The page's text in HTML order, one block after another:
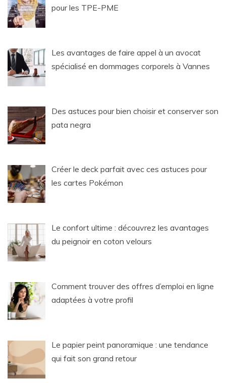
pour les TPE-PME
Les avantages de faire appel à un avocat
spécialisé en dommages corporels à Vannes
Des astuces pour bien choisir et conserver son
pata negra
Créer le deck parfait avec ces astuces pour
les cartes Pokémon
Le confort ultime : découvrez les avantages
du peignoir en coton velours
Comment trouver des offres d’emploi en ligne
adaptées à votre profil
Le papier peint panoramique : une tendance
qui fait son grand retour